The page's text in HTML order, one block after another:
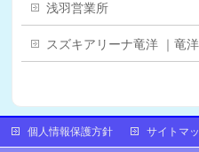
浅羽営業所
スズキアリーナ竜洋 ｜竜
個人情報保護方針 サイトマ